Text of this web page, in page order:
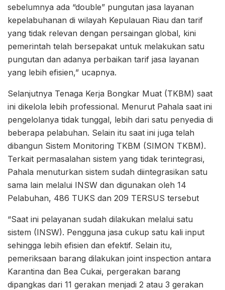
sebelumnya ada “double” pungutan jasa layanan
kepelabuhanan di wilayah Kepulauan Riau dan tarif
yang tidak relevan dengan persaingan global, kini
pemerintah telah bersepakat untuk melakukan satu
pungutan dan adanya perbaikan tarif jasa layanan
yang lebih efisien,” ucapnya.
Selanjutnya Tenaga Kerja Bongkar Muat (TKBM) saat
ini dikelola lebih professional. Menurut Pahala saat ini
pengelolanya tidak tunggal, lebih dari satu penyedia di
beberapa pelabuhan. Selain itu saat ini juga telah
dibangun Sistem Monitoring TKBM (SIMON TKBM).
Terkait permasalahan sistem yang tidak terintegrasi,
Pahala menuturkan sistem sudah diintegrasikan satu
sama lain melalui INSW dan digunakan oleh 14
Pelabuhan, 486 TUKS dan 209 TERSUS tersebut
“Saat ini pelayanan sudah dilakukan melalui satu
sistem (INSW). Pengguna jasa cukup satu kali input
sehingga lebih efisien dan efektif. Selain itu,
pemeriksaan barang dilakukan joint inspection antara
Karantina dan Bea Cukai, pergerakan barang
dipangkas dari 11 gerakan menjadi 2 atau 3 gerakan